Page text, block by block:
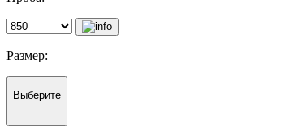
Размер:
Выберите